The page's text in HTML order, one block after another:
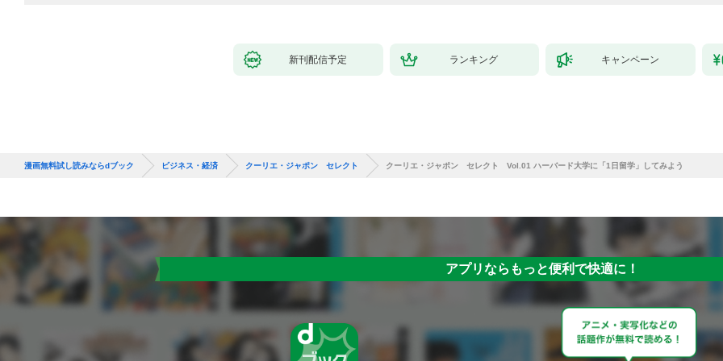
新刊配信予定 ランキング キャンペーン
漫画無料試し読みならdブック ビジネス・経済 クーリエ・ジャポン セレクト クーリエ・ジャポン セレクト Vol.01 ハーバード大学に「1日留学」してみよう
アプリならもっと便利で快適に！